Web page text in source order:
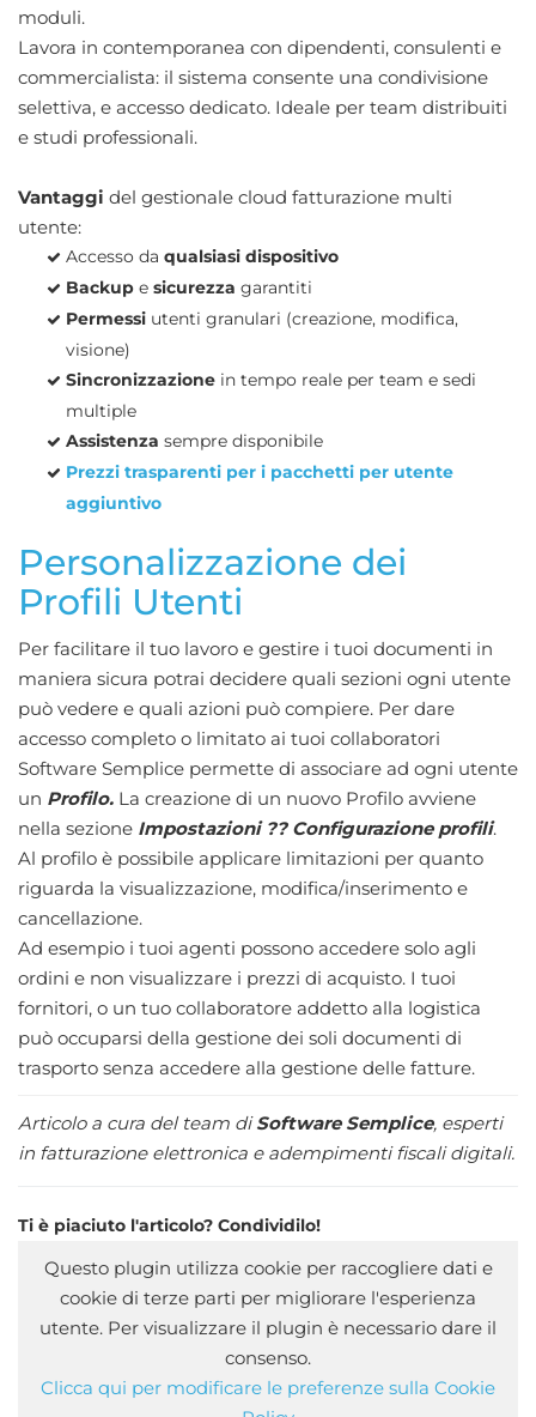
moduli.
Lavora in contemporanea con dipendenti, consulenti e
commercialista: il sistema consente una condivisione
selettiva, e accesso dedicato. Ideale per team distribuiti
e studi professionali.
Vantaggi del gestionale cloud fatturazione multi
utente:
Accesso da qualsiasi dispositivo
Backup e sicurezza garantiti
Permessi utenti granulari (creazione, modifica,
visione)
Sincronizzazione in tempo reale per team e sedi
multiple
Assistenza sempre disponibile
Prezzi trasparenti per i pacchetti per utente
aggiuntivo
Personalizzazione dei
Profili Utenti
Per facilitare il tuo lavoro e gestire i tuoi documenti in
maniera sicura potrai decidere quali sezioni ogni utente
può vedere e quali azioni può compiere. Per dare
accesso completo o limitato ai tuoi collaboratori
Software Semplice permette di associare ad ogni utente
un Profilo. La creazione di un nuovo Profilo avviene
nella sezione Impostazioni ?? Configurazione profili.
Al profilo è possibile applicare limitazioni per quanto
riguarda la visualizzazione, modifica/inserimento e
cancellazione.
Ad esempio i tuoi agenti possono accedere solo agli
ordini e non visualizzare i prezzi di acquisto. I tuoi
fornitori, o un tuo collaboratore addetto alla logistica
può occuparsi della gestione dei soli documenti di
trasporto senza accedere alla gestione delle fatture.
Articolo a cura del team diSoftware Semplice, esperti
in fatturazione elettronica e adempimenti fiscali digitali.
Ti è piaciuto l'articolo? Condividilo!
Questo plugin utilizza cookie per raccogliere dati e
cookie di terze parti per migliorare l'esperienza
utente. Per visualizzare il plugin è necessario dare il
consenso.
Clicca qui per modificare le preferenze sulla Cookie